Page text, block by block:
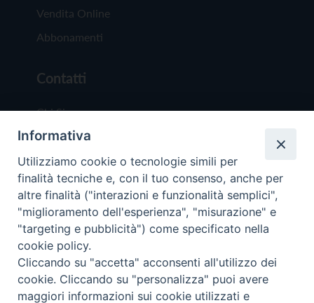
Vendita Online
Abbonamenti
Contatti
Chi Siamo
Redazione
Scrivici
Copyright © 2019 - Tutti i diritti riservati - Vita
Trentina Editrice
Informativa
Utilizziamo cookie o tecnologie simili per
finalità tecniche e, con il tuo consenso, anche per
altre finalità ("interazioni e funzionalità semplici",
"miglioramento dell'esperienza", "misurazione" e
"targeting e pubblicità") come specificato nella
cookie policy.
Cliccando su "accetta" acconsenti all'utilizzo dei
cookie. Cliccando su "personalizza" puoi avere
maggiori informazioni sui cookie utilizzati e